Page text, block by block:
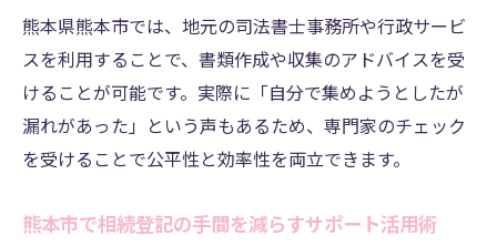
熊本県熊本市では、地元の司法書士事務所や行政サービ
スを利用することで、書類作成や収集のアドバイスを受
けることが可能です。実際に「自分で集めようとしたが
漏れがあった」という声もあるため、専門家のチェック
を受けることで公平性と効率性を両立できます。
熊本市で相続登記の手間を減らすサポート活用術